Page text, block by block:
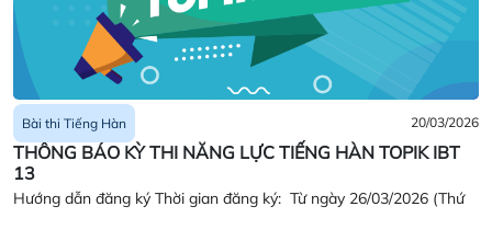
Bài thi Tiếng Hàn 20/03/2026
THÔNG BÁO KỲ THI NĂNG LỰC TIẾNG HÀN TOPIK IBT
13
Hướng dẫn đăng ký Thời gian đăng ký: Từ ngày 26/03/2026 (Thứ